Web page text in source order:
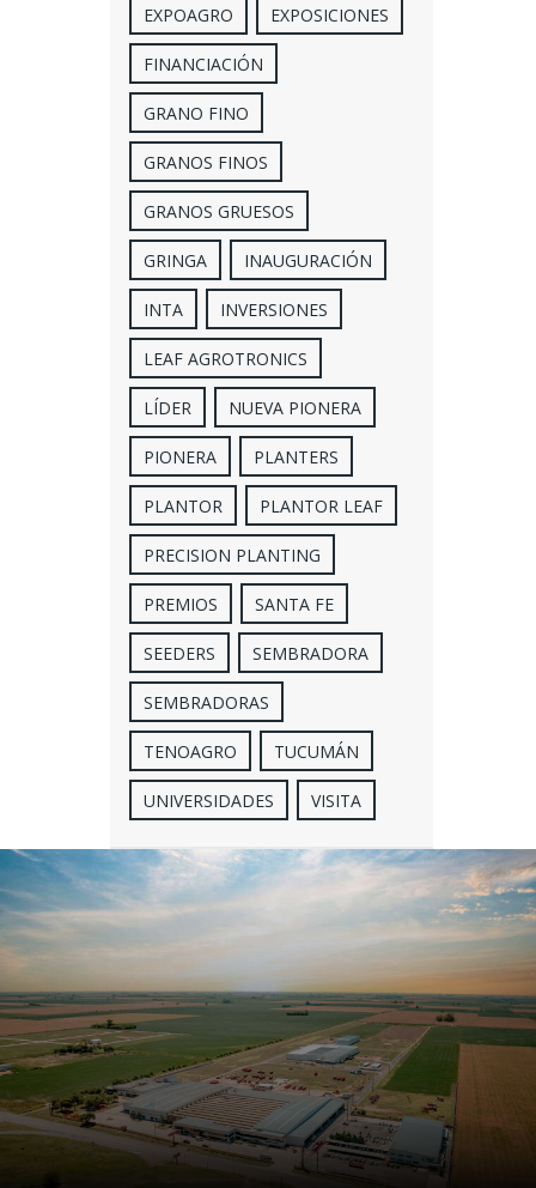
EXPOAGRO EXPOSICIONES
FINANCIACIÓN
GRANO FINO
GRANOS FINOS
GRANOS GRUESOS
GRINGA INAUGURACIÓN
INTA INVERSIONES
LEAF AGROTRONICS
LÍDER NUEVA PIONERA
PIONERA PLANTERS
PLANTOR PLANTOR LEAF
PRECISION PLANTING
PREMIOS SANTA FE
SEEDERS SEMBRADORA
SEMBRADORAS
TENOAGRO TUCUMÁN
UNIVERSIDADES VISITA